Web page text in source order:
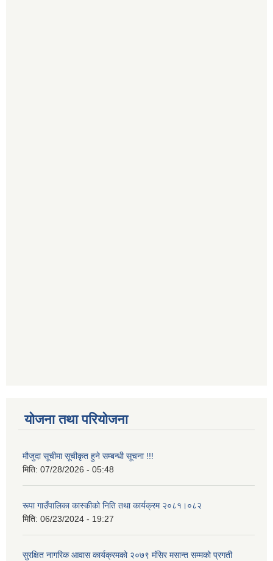
योजना तथा परियोजना
मौजुदा सूचीमा सूचीकृत हुने सम्बन्धी सूचना !!!
मिति: 07/28/2026 - 05:48
रूपा गाउँपालिका कास्कीको निति तथा कार्यक्रम २०८१।०८२
मिति: 06/23/2024 - 19:27
सुरक्षित नागरिक आवास कार्यक्रमको २०७९ मंसिर मसान्त सम्मको प्रगती